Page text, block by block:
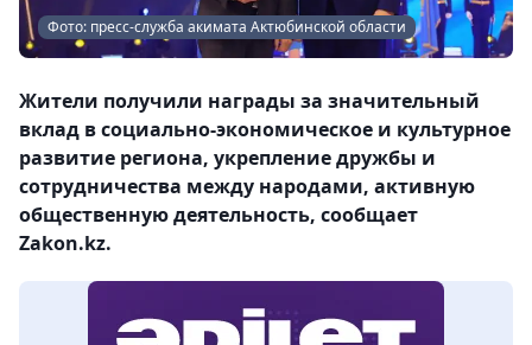
Фото: пресс-служба акимата Актюбинской области
Жители получили награды за значительный
вклад в социально-экономическое и культурное
развитие региона, укрепление дружбы и
сотрудничества между народами, активную
общественную деятельность, сообщает
Zakon.kz.